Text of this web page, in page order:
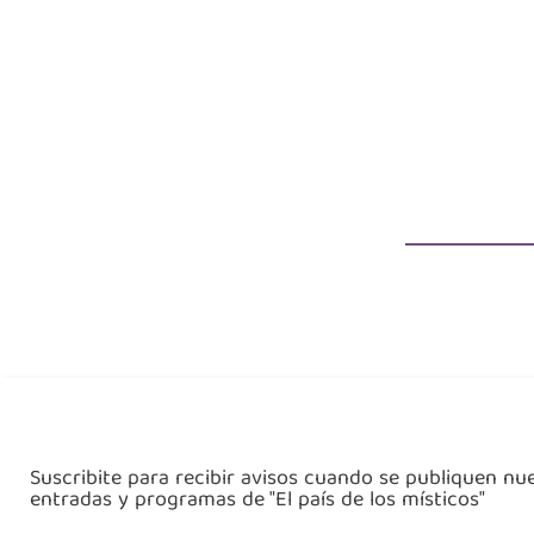
Suscribite para recibir avisos cuando se publiquen
entradas y programas de "El país de los místicos"